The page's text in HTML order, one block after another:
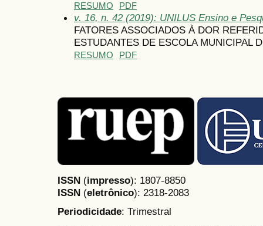
RESUMO PDF
v. 16, n. 42 (2019): UNILUS Ensino e
FATORES ASSOCIADOS À DOR
ESTUDANTES DE ESCOLA MUNICIPAL
RESUMO PDF
ISSN (impresso): 1807-8850
ISSN (eletrônico): 2318-2083
Periodicidade: Trimestral